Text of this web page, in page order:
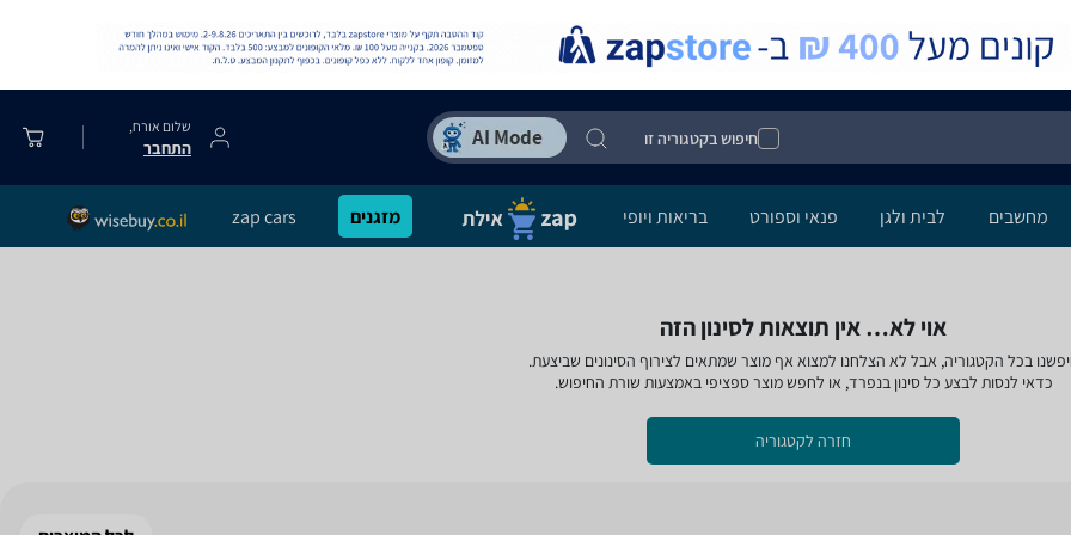
חיפוש בקטגוריה זו
שלום אורח,
התחבר
מחשבים לבית ולגן פנאי וספורט בריאות ויופי מזגנים zap cars
אוי לא… אין תוצאות לסינון הזה
בכל הקטגוריה, אבל לא הצלחנו למצוא אף מוצר שמתאים לצירוף הסינונים שביצעת.
כדאי לנסות לבצע כל סינון בנפרד, או לחפש מוצר ספציפי באמצעות שורת החיפוש.
חזרה לקטגוריה